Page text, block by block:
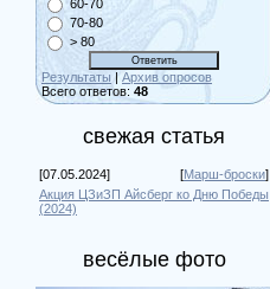
60-70
70-80
> 80
Результаты | Архив опросов
Всего ответов: 48
свежая статья
[07.05.2024] [Марш-броски]
Акция ЦЗиЗП Айсберг ко Дню Победы
(2024)
весёлые фото